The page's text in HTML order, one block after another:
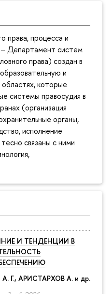
права, процесса и
Департамент систем
права) создан в
и
которые
системы правосудия в
(организация
органы,
исполнение
связаны с ними
И ТЕНДЕНЦИИ В
А. Г., АРИСТАРХОВ А. и др.